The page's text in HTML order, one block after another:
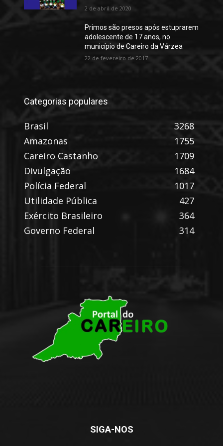
2 de abril de 2020
Primos são presos após estuprarem
adolescente de 17 anos, no
município de Careiro da Várzea
22 de fevereiro de 2017
Categorias populares
Brasil
3268
Amazonas
1755
Careiro Castanho
1709
Divulgação
1684
Polícia Federal
1017
Utilidade Pública
427
Exército Brasileiro
364
Governo Federal
314
SIGA-NOS